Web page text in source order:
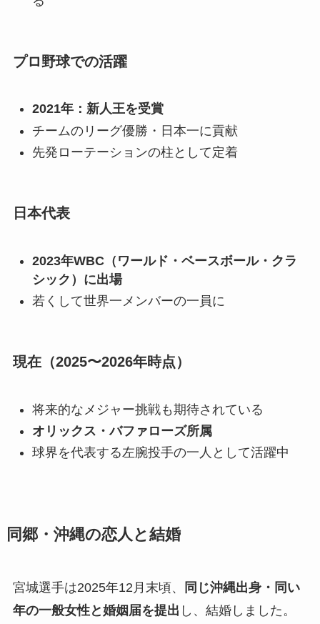
プロ野球での活躍
2021年：新人王を受賞
チームのリーグ優勝・日本一に貢献
先発ローテーションの柱として定着
日本代表
2023年WBC（ワールド・ベースボール・クラ
シック）に出場
若くして世界一メンバーの一員に
現在（2025〜2026年時点）
将来的なメジャー挑戦も期待されている
オリックス・バファローズ所属
球界を代表する左腕投手の一人として活躍中
同郷・沖縄の恋人と結婚
宮城選手は2025年12月末頃、
同じ沖縄出身・同い
年の一般女性と婚姻届を提出 し、結婚しました。